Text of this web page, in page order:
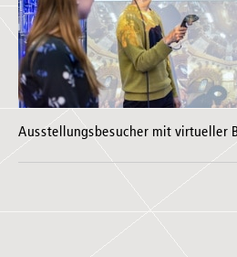
Ausstellungsbesucher mit virtueller